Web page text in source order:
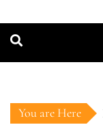
You are Here